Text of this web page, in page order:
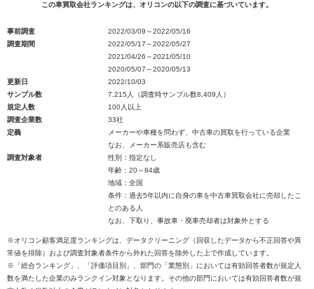
この車買取会社ランキングは、オリコンの以下の調査に基づいています。
事前調査
2022/03/09～2022/05/16
調査期間
2022/05/17～2022/05/27
2021/04/26～2021/05/10
2020/05/07～2020/05/13
更新日
2022/10/03
サンプル数
7,215人（調査時サンプル数8,409人）
規定人数
100人以上
調査企業数
33社
定義
メーカーや車種を問わず、中古車の買取を行っている企業
なお、メーカー系販売店も含む
調査対象者
性別：指定なし
年齢：20～84歳
地域：全国
条件：過去5年以内に自身の車を中古車買取会社に売却したこ
とのある人
なお、下取り、事故車・廃車売却者は対象外とする
※オリコン顧客満足度ランキングは、データクリーニング（回収したデータから不正回答や異
常値を排除）および調査対象者条件から外れた回答を除外した上で作成しています。
※「総合ランキング」、「評価項目別」、部門の「業態別」においては有効回答者数が規定人
数を満たした企業のみランクイン対象となります。その他の部門においては有効回答者数が規